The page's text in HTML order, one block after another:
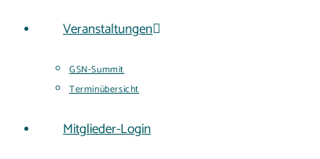
Veranstaltungen
GSN-Summit
Terminübersicht
Mitglieder-Login